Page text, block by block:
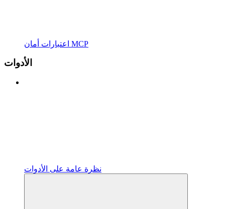
اعتبارات أمان MCP
الأدوات
نظرة عامة على الأدوات